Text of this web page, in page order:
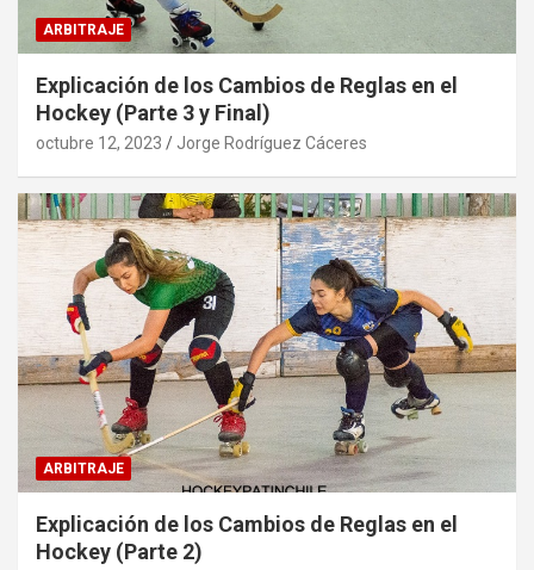
ARBITRAJE
Explicación de los Cambios de Reglas en el
Hockey (Parte 3 y Final)
octubre 12, 2023 Jorge Rodríguez Cáceres
ARBITRAJE
Explicación de los Cambios de Reglas en el
Hockey (Parte 2)